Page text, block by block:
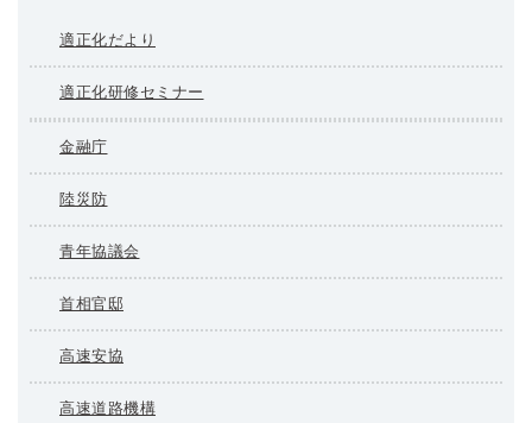
適正化だより
適正化研修セミナー
金融庁
陸災防
青年協議会
首相官邸
高速安協
高速道路機構